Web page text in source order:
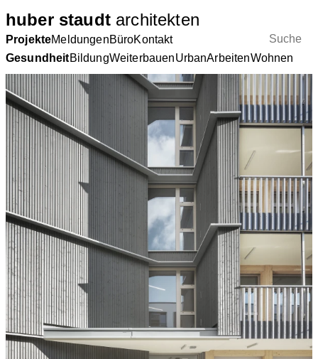
huber staudt architekten
ProjekteMeldungenBüroKontakt
GesundheitBildungWeiterbauenUrbanArbeitenWohnen